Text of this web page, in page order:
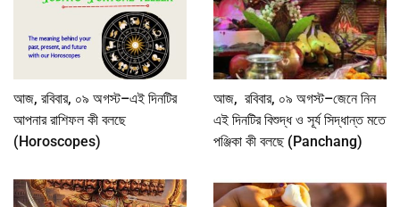
আজ, রবিবার, ০৯ অগস্ট–এই দিনটির
আপনার রাশিফল কী বলছে
(Horoscopes)
আজ, রবিবার, ০৯ অগস্ট–জেনে নিন
এই দিনটির বিশুদ্ধ ও সূর্য সিদ্ধান্ত মতে
পঞ্জিকা কী বলছে (Panchang)